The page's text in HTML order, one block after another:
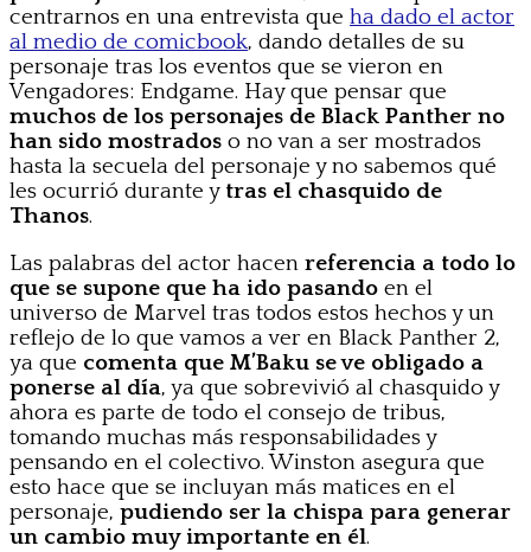
centrarnos en una entrevista que ha dado el actor
al medio de comicbook, dando detalles de su
personaje tras los eventos que se vieron en
Vengadores: Endgame. Hay que pensar que
muchos de los personajes de Black Panther no
han sido mostrados o no van a ser mostrados
hasta la secuela del personaje y no sabemos qué
les ocurrió durante y tras el chasquido de
Thanos.
Las palabras del actor hacen referencia a todo lo
que se supone que ha ido pasando en el
universo de Marvel tras todos estos hechos y un
reflejo de lo que vamos a ver en Black Panther 2,
ya que comenta que M’Baku se ve obligado a
ponerse al día, ya que sobrevivió al chasquido y
ahora es parte de todo el consejo de tribus,
tomando muchas más responsabilidades y
pensando en el colectivo. Winston asegura que
esto hace que se incluyan más matices en el
personaje, pudiendo ser la chispa para generar
un cambio muy importante en él.